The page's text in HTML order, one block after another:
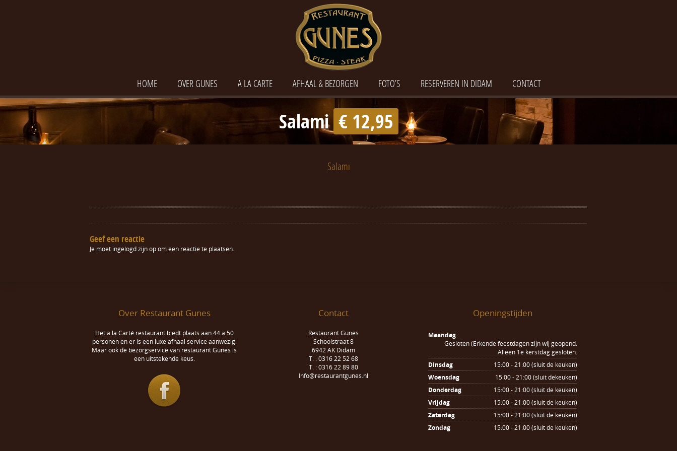
HOME OVER GUNES A LA CARTE AFHAAL & BEZORGEN FOTO’S RESERVEREN IN DIDAM CONTACT
Salami € 12,95
Salami
Geef een reactie
Je moet ingelogd zijn opom een reactie te plaatsen.
Over Restaurant Gunes
Het a la Carté restaurant biedt plaats aan 44 a 50
personen en er is een luxe afhaal service aanwezig.
Maar ook de bezorgservice van restaurant Gunes is
een uitstekende keus.
Contact
Restaurant Gunes
Schoolstraat 8
6942 AK Didam
T. : 0316 22 52 68
T. : 0316 22 89 80
Info@restaurantgunes.nl
Openingstijden
Maandag
Gesloten (Erkende feestdagen zijn wij geopend.
Alleen 1e kerstdag gesloten.
Dinsdag
15:00 - 21:00 (sluit de keuken)
Woensdag
15:00 - 21:00 (sluit dekeuken)
Donderdag
15:00 - 21:00 (sluit de keuken)
Vrijdag
15:00 - 21:00 (sluit de keuken)
Zaterdag
15:00 - 21:00 (sluit de keuken)
Zondag
15:00 - 21:00 (sluit de keuken)